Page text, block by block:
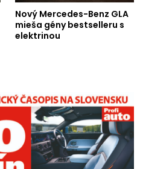
Nový Mercedes-Benz GLA
mieša gény bestselleru s
elektrinou